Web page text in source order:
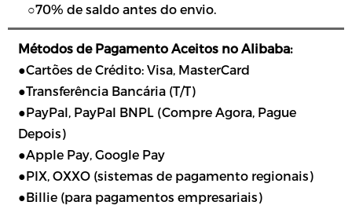
○70% de saldo antes do envio.
Métodos de Pagamento Aceitos no Alibaba:
●Cartões de Crédito: Visa, MasterCard
●Transferência Bancária (T/T)
●PayPal, PayPal BNPL (Compre Agora, Pague
Depois)
●Apple Pay, Google Pay
●PIX, OXXO (sistemas de pagamento regionais)
●Billie (para pagamentos empresariais)